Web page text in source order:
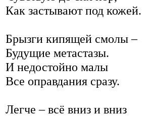
Как застывают под кожей.
Брызги кипящей смолы –
Будущие метастазы.
И недостойно малы
Все оправдания сразу.
Легче – всё вниз и вниз